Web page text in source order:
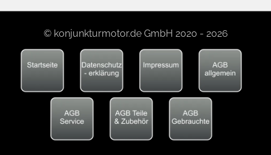
© konjunkturmotor.de GmbH 2020 - 2026